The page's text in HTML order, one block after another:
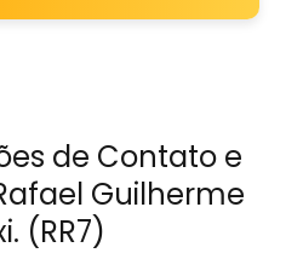
de Contato e
Guilherme
(RR7)